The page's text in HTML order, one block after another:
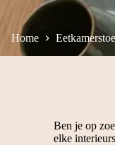
Home
Ben je op
elke